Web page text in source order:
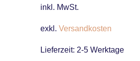
inkl. MwSt.
exkl. Versandkosten
Lieferzeit: 2-5 Werktage